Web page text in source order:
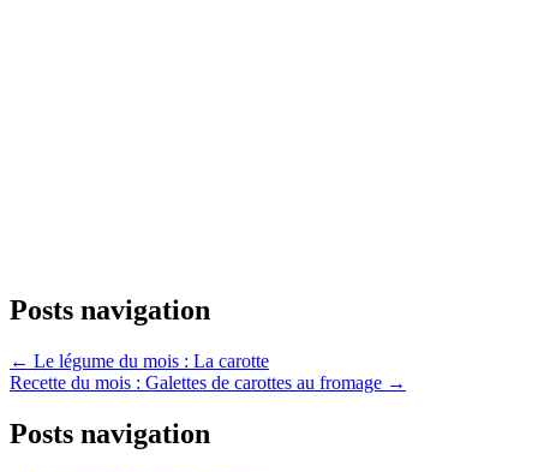
Posts navigation
← Le légume du mois : La carotte
Recette du mois : Galettes de carottes au fromage →
Posts navigation